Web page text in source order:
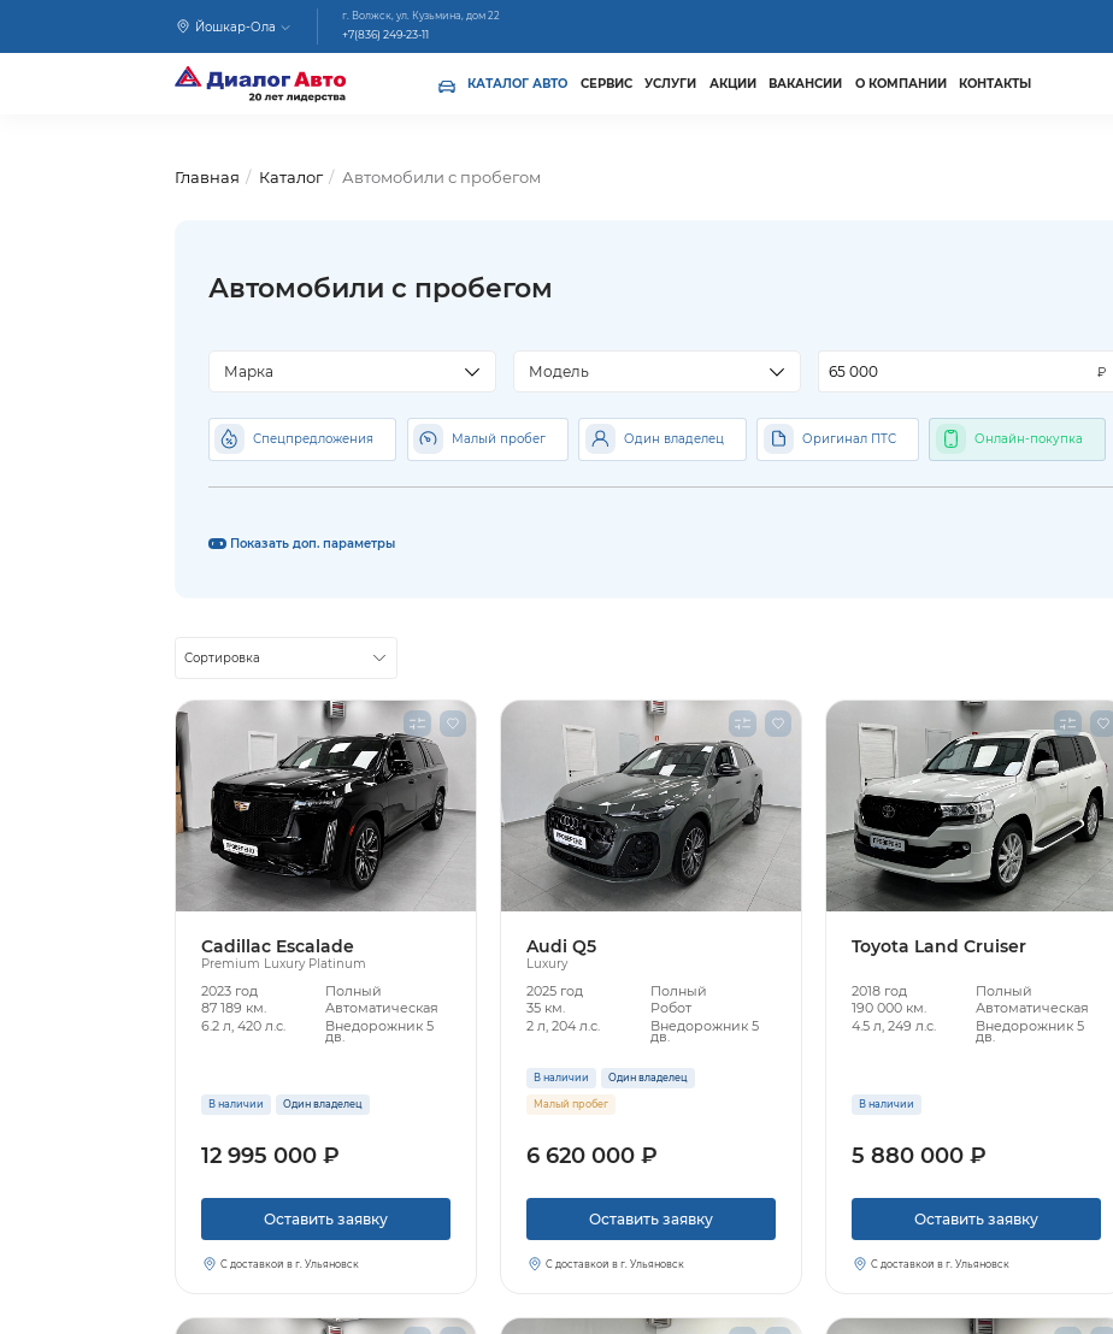
Йошкар-Ола
г. Волжск, ул. Кузьмина, дом 22
+7(836) 249-23-11
КАТАЛОГ АВТО СЕРВИС УСЛУГИ АКЦИИ ВАКАНСИИ О КОМПАНИИ КОНТАКТЫ
Главная Каталог Автомобили с пробегом
Автомобили с пробегом
Марка Модель
Спецпредложения Малый пробег Один владелец Оригинал ПТС Онлайн-покупка
Показать доп. параметры
Сортировка
Cadillac Escalade
Premium Luxury Platinum
2023 год
Полный
87 189 км.
Автоматическая
6.2 л, 420 л.с.
Внедорожник 5
дв.
В наличии Один владелец
12 995 000 ₽
Оставить заявку
С доставкой в г. Ульяновск
Audi Q5
Luxury
2025 год
Полный
35 км.
Робот
2 л, 204 л.с.
Внедорожник 5
дв.
В наличии Один владелец
Малый пробег
6 620 000 ₽
Оставить заявку
С доставкой в г. Ульяновск
Toyota Land Cruiser
2018 год
Полный
190 000 км.
Автоматическая
4.5 л, 249 л.с.
Внедорожник 5
дв.
В наличии
5 880 000 ₽
Оставить заявку
С доставкой в г. Ульяновск
Узнать больше